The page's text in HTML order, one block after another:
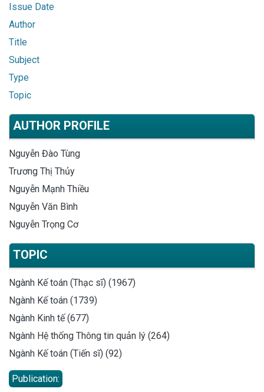
Issue Date
Author
Title
Subject
Type
Topic
AUTHOR PROFILE
Nguyễn Đào Tùng
Trương Thị Thủy
Nguyễn Mạnh Thiều
Nguyễn Văn Bình
Nguyễn Trọng Cơ
TOPIC
Ngành Kế toán (Thạc sĩ) (1967)
Ngành Kế toán (1739)
Ngành Kinh tế (677)
Ngành Hệ thống Thông tin quản lý (264)
Ngành Kế toán (Tiến sĩ) (92)
Publication: